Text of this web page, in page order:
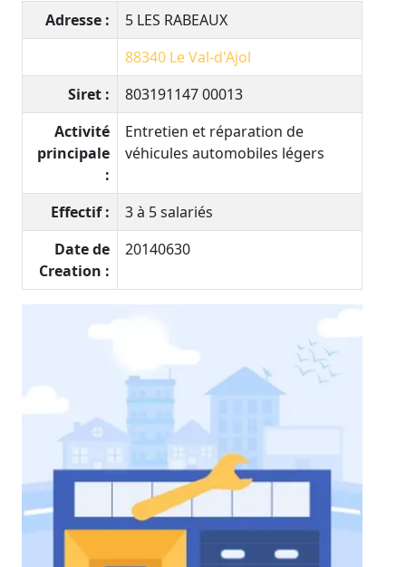
Adresse :
5 LES RABEAUX
88340 Le Val-d'Ajol
Siret :
803191147 00013
Activité
principale
:
Entretien et réparation de
véhicules automobiles légers
Effectif :
3 à 5 salariés
Date de
Creation :
20140630